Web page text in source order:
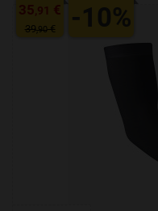
35,91 €
39,90€ -10%